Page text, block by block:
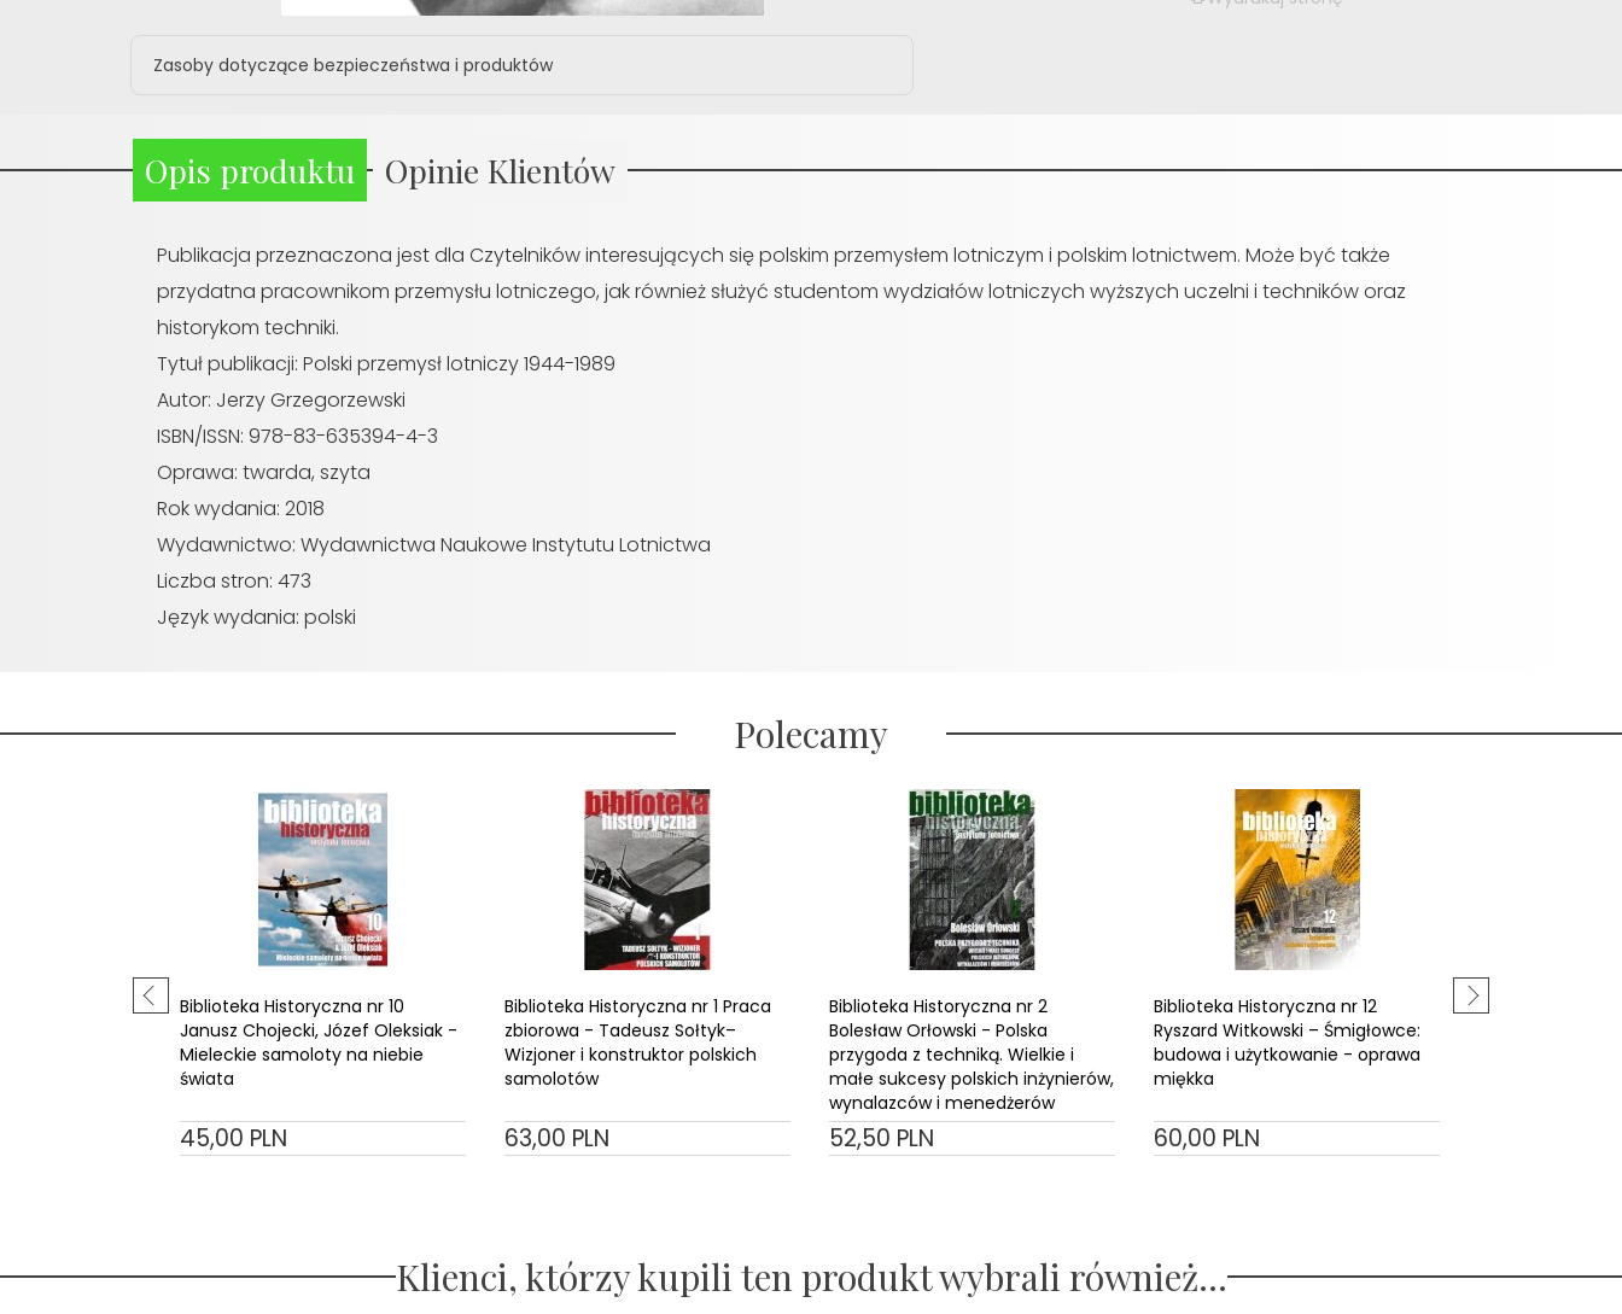
Zasoby dotyczące bezpieczeństwa i produktów
Opis produktu Opinie Klientów
Publikacja przeznaczona jest dla Czytelników interesujących się polskim przemysłem lotniczym i polskim lotnictwem. Może być także
przydatna pracownikom przemysłu lotniczego, jak również służyć studentom wydziałów lotniczych wyższych uczelni i techników oraz
historykom techniki.
Tytuł publikacji: Polski przemysł lotniczy 1944-1989
Autor: Jerzy Grzegorzewski
ISBN/ISSN: 978-83-635394-4-3
Oprawa: twarda, szyta
Rok wydania: 2018
Wydawnictwo: Wydawnictwa Naukowe Instytutu Lotnictwa
Liczba stron: 473
Język wydania: polski
Polecamy
Biblioteka Historyczna nr 10
Janusz Chojecki, Józef Oleksiak -
Mieleckie samoloty na niebie
świata
45,00 PLN
Biblioteka Historyczna nr 1 Praca
zbiorowa - Tadeusz Sołtyk–
Wizjoner i konstruktor polskich
samolotów
63,00 PLN
Biblioteka Historyczna nr 2
Bolesław Orłowski - Polska
przygoda z techniką. Wielkie i
małe sukcesy polskich inżynierów,
wynalazców i menedżerów
52,50 PLN
Biblioteka Historyczna nr 12
Ryszard Witkowski – Śmigłowce:
budowa i użytkowanie - oprawa
miękka
60,00 PLN
Klienci, którzy kupili ten produkt wybrali również...